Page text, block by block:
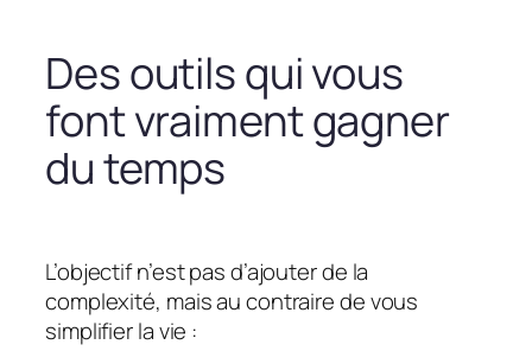
Des outils qui vous
font vraiment gagner
du temps
L’objectif n’est pas d’ajouter de la
complexité, mais au contraire de vous
simplifier la vie :